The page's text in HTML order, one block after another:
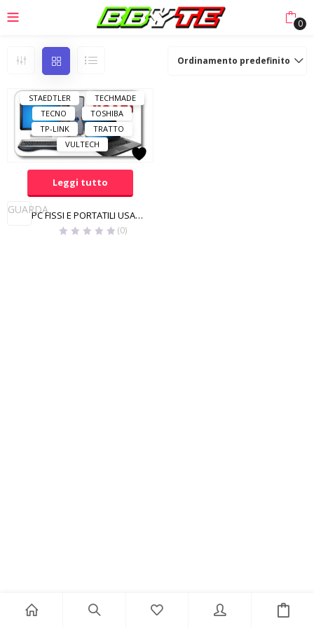
0
Ordinamento predefinito
MACH POWER
MSI
PNY
RAYOVAC
STAEDTLER
TECHMADE
TECNO
TOSHIBA
TP-LINK
TRATTO
VULTECH
Leggi tutto
GUARDA PC FISSI E PORTATILI USATI E GARANTITI
(0)